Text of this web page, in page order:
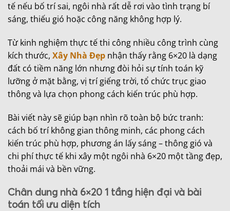
tế nếu bố trí sai, ngôi nhà rất dễ rơi vào tình trạng bí
sáng, thiếu gió hoặc công năng không hợp lý.
Từ kinh nghiệm thực tế thi công nhiều công trình cùng
kích thước, Xây Nhà Đẹp nhận thấy rằng 6×20 là dạng
đất có tiềm năng lớn nhưng đòi hỏi sự tính toán kỹ
lưỡng ở mặt bằng, vị trí giếng trời, tổ chức trục giao
thông và lựa chọn phong cách kiến trúc phù hợp.
Bài viết này sẽ giúp bạn nhìn rõ toàn bộ bức tranh:
cách bố trí không gian thông minh, các phong cách
kiến trúc phù hợp, phương án lấy sáng – thông gió và
chi phí thực tế khi xây một ngôi nhà 6×20 một tầng đẹp,
thoải mái và bền vững.
Chân dung nhà 6×20 1 tầng hiện đại và bài
toán tối ưu diện tích